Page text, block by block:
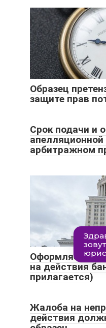
Образец
защите прав
Срок подачи и
арбитражном
Оформляем
на действия
прилагается)
Жалоба на
действия